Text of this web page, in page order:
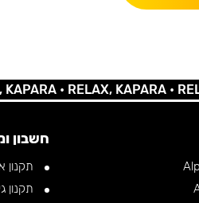
•RELAX, KAPARA •RELAX,
חשבון
תקנון
תקנון